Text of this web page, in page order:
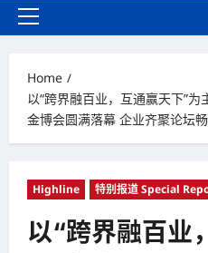
Primary
Home
以“跨界融百业，互通赢天下”为
金博会圆满落幕 企业齐聚论坛
Highline 特别报道 Special
以“跨界融百业